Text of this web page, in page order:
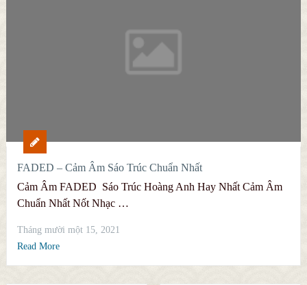
FADED – Cảm Âm Sáo Trúc Chuẩn Nhất
Cảm Âm FADED Sáo Trúc Hoàng Anh Hay Nhất Cảm Âm
Chuẩn Nhất Nốt Nhạc …
Tháng mười một 15, 2021
Read More